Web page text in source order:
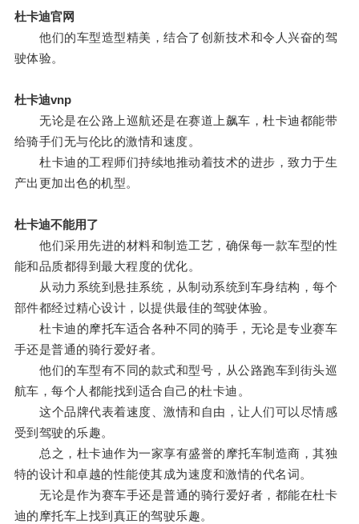
杜卡迪官网
他们的车型造型精美，结合了创新技术和令人兴奋的驾
驶体验。
杜卡迪vnp
无论是在公路上巡航还是在赛道上飙车，杜卡迪都能带
给骑手们无与伦比的激情和速度。
杜卡迪的工程师们持续地推动着技术的进步，致力于生
产出更加出色的机型。
杜卡迪不能用了
他们采用先进的材料和制造工艺，确保每一款车型的性
能和品质都得到最大程度的优化。
从动力系统到悬挂系统，从制动系统到车身结构，每个
部件都经过精心设计，以提供最佳的驾驶体验。
杜卡迪的摩托车适合各种不同的骑手，无论是专业赛车
手还是普通的骑行爱好者。
他们的车型有不同的款式和型号，从公路跑车到街头巡
航车，每个人都能找到适合自己的杜卡迪。
这个品牌代表着速度、激情和自由，让人们可以尽情感
受到驾驶的乐趣。
总之，杜卡迪作为一家享有盛誉的摩托车制造商，其独
特的设计和卓越的性能使其成为速度和激情的代名词。
无论是作为赛车手还是普通的骑行爱好者，都能在杜卡
迪的摩托车上找到真正的驾驶乐趣。